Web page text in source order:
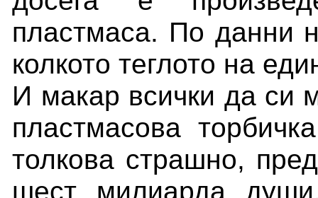
пластмаса. По данни
колкото теглото на
И макар всички да си
пластмасова
толкова страшно,
шест милиарда